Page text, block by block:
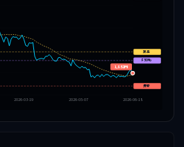
2026-03-19 2026-05-07 2026-06-18
押安
戻高
F50%
1,852円